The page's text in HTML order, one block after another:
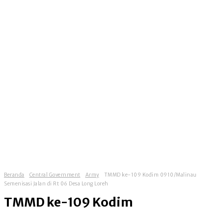
Beranda Central Government Army
TMMD ke-109 Kodim 0910/Malinau
Semenisasi Jalan di Rt 06 Desa Long Loreh
TMMD ke-109 Kodim